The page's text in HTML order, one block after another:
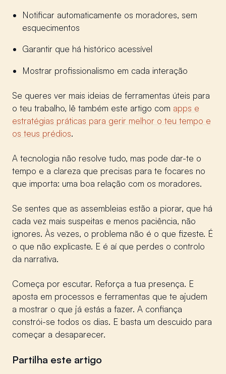
Notificar automaticamente os moradores, sem
esquecimentos
Garantir que há histórico acessível
Mostrar profissionalismo em cada interação
Se queres ver mais ideias de ferramentas úteis para
o teu trabalho, lê também este artigo com apps e
estratégias práticas para gerir melhor o teu tempo e
os teus prédios.
A tecnologia não resolve tudo, mas pode dar-te o
tempo e a clareza que precisas para te focares no
que importa: uma boa relação com os moradores.
Se sentes que as assembleias estão a piorar, que há
cada vez mais suspeitas e menos paciência, não
ignores. Às vezes, o problema não é o que fizeste. É
o que não explicaste. E é aí que perdes o controlo
da narrativa.
Começa por escutar. Reforça a tua presença. E
aposta em processos e ferramentas que te ajudem
a mostrar o que já estás a fazer. A confiança
constrói-se todos os dias. E basta um descuido para
começar a desaparecer.
Partilha este artigo